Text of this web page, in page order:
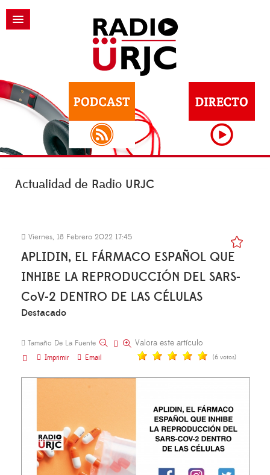
Actualidad de Radio URJC
Viernes, 18 Febrero 2022 17:45
APLIDIN, EL FÁRMACO ESPAÑOL QUE
INHIBE LA REPRODUCCIÓN DEL SARS-
CoV-2 DENTRO DE LAS CÉLULAS
Destacado
Tamaño De La Fuente
Imprimir
Email
Valora este artículo
(6 votos)